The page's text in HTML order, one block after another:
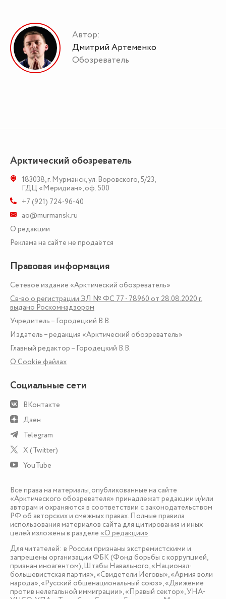
Автор:
Дмитрий Артеменко
Обозреватель
Арктический обозреватель
183038,г. Мурманск,ул. Воровского, 5/23,
ГДЦ «Меридиан», оф. 500
+7 (921) 724-96-40
ao@murmansk.ru
О редакции
Реклама на сайте не продаётся
Правовая информация
Сетевое издание «Арктический обозреватель»
Св-во о регистрации ЭЛ № ФС 77 - 78960 от 28.08.2020 г.
выдано Роскомнадзором
Учредитель – Городецкий В.В.
Издатель – редакция «Арктический обозреватель»
Главный редактор – Городецкий В.В.
О Сookie файлах
Социальные сети
ВКонтакте
Дзен
Telegram
X (Twitter)
YouTube
Все права на материалы, опубликованные на сайте
«Арктического обозревателя» принадлежат редакции и/или
авторам и охраняются в соответствии с законодательством
РФ об авторских и смежных правах. Полные правила
использования материалов сайта для цитирования и иных
целей изложены в разделе «О редакции».
Для читателей: в России признаны экстремистскими и
запрещены организации ФБК (Фонд борьбы с коррупцией,
признан иноагентом), Штабы Навального, «Национал-
большевистская партия», «Свидетели Иеговы», «Армия воли
народа», «Русский общенациональный союз», «Движение
против нелегальной иммиграции», «Правый сектор», УНА-